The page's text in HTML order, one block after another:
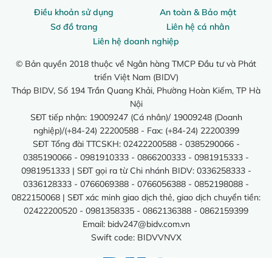
Điều khoản sử dụng
An toàn & Bảo mật
Sơ đồ trang
Liên hệ cá nhân
Liên hệ doanh nghiệp
© Bản quyền 2018 thuộc về Ngân hàng TMCP Đầu tư và Phát
triển Việt Nam (BIDV)
Tháp BIDV, Số 194 Trần Quang Khải, Phường Hoàn Kiếm, TP Hà
Nội
SĐT tiếp nhận: 19009247 (Cá nhân)/ 19009248 (Doanh
nghiệp)/(+84-24) 22200588 - Fax: (+84-24) 22200399
SĐT Tổng đài TTCSKH: 02422200588 - 0385290066 -
0385190066 - 0981910333 - 0866200333 - 0981915333 -
0981951333 | SĐT gọi ra từ Chi nhánh BIDV: 0336258333 -
0336128333 - 0766069388 - 0766056388 - 0852198088 -
0822150068 | SĐT xác minh giao dịch thẻ, giao dịch chuyển tiền:
02422200520 - 0981358335 - 0862136388 - 0862159399
Email: bidv247@bidv.com.vn
Swift code: BIDVVNVX